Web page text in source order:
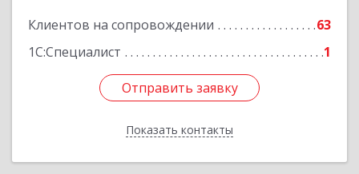
Клиентов на сопровождении
63
1С:Специалист
1
Отправить заявку
Показать контакты
Отправить заявку
Назад